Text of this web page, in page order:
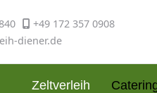
+49 172 357 0908
diener.de
Zeltverleih